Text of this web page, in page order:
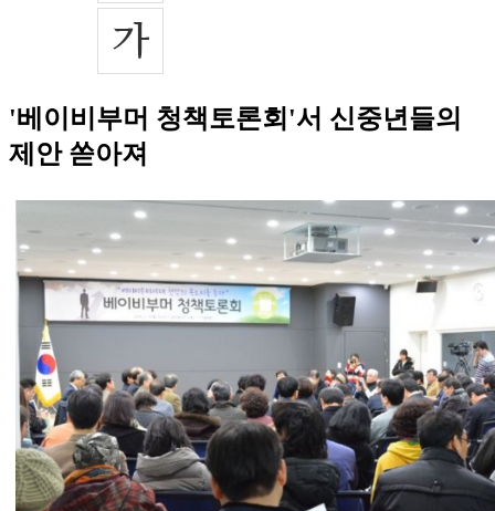
'베이비부머 청책토론회'서 신중년들의
제안 쏟아져